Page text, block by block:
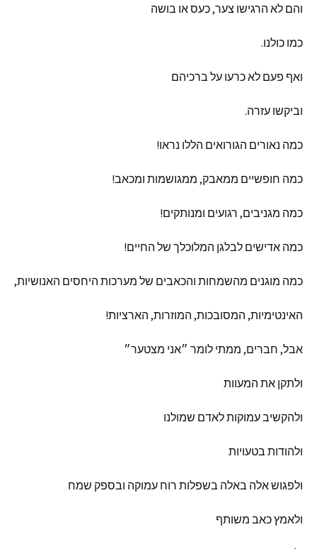
והם לא הרגישו צער,כעסאו בושה
כמו כולנו.
ואף פעם לאכרעו על ברכיהם
וביקשו עזרה.
כמה נאורים הגורואים הללו נראו!
כמה חופשיים ממאבק, ממגושמות ומכאב!
כמה מגניבים, רגועים ומנותקים!
כמה אדישים לבלגן המלוכלך של החיים!
כמה מוגנים מהשמחות והכאבים של מערכות היחסים האנושיות,
האינטימיות, המסובכות, המוזרות, הארציות!
אבל, חברים, ממתי לומר ״אני מצטער״
ולתקן את המעוות
ולהקשיבעמוקותלאדם שמולנו
ולהודות בטעויות
ולפגושאלה באלה בשפלות רוח עמוקה ובספק שמח
ולאמץכאב משותף